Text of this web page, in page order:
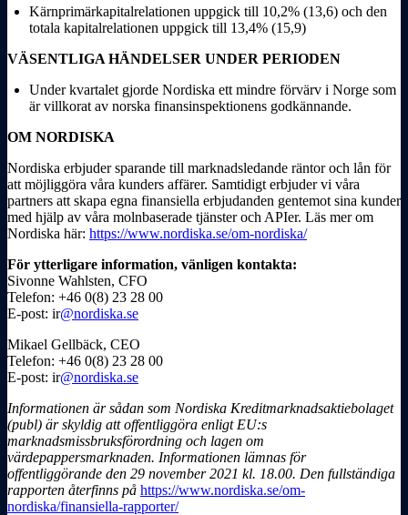
Kärnprimärkapitalrelationen uppgick till 10,2% (13,6) och den
totala kapitalrelationen uppgick till 13,4% (15,9)
VÄSENTLIGA HÄNDELSER UNDER PERIODEN
Under kvartalet gjorde Nordiska ett mindre förvärv i Norge som
är villkorat av norska finansinspektionens godkännande.
OM NORDISKA
Nordiska erbjuder sparande till marknadsledande räntor och lån för
att möjliggöra våra kunders affärer. Samtidigt erbjuder vi våra
partners att skapa egna finansiella erbjudanden gentemot sina kunder
med hjälp av våra molnbaserade tjänster och APIer. Läs mer om
Nordiska här: https://www.nordiska.se/om-nordiska/
För ytterligare information, vänligen kontakta:
Sivonne Wahlsten, CFO
Telefon: +46 0(8) 23 28 00
E-post: ir@nordiska.se
Mikael Gellbäck, CEO
Telefon: +46 0(8) 23 28 00
E-post: ir@nordiska.se
Informationen är sådan som Nordiska Kreditmarknadsaktiebolaget
(publ) är skyldig attoffentliggöra enligt EU:s
marknadsmissbruksförordning och lagen om
värdepappersmarknaden. Informationen lämnas för
offentliggörande den 29 november 2021 kl. 18.00. Den fullständiga
rapporten återfinns på https://www.nordiska.se/om-
nordiska/finansiella-rapporter/